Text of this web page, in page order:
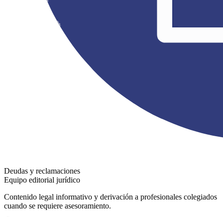
Deudas y reclamaciones
Equipo editorial jurídico
Contenido legal informativo y derivación a profesionales colegiados
cuando se requiere asesoramiento.